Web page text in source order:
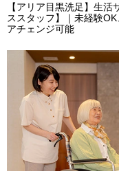
【アリア目黒洗足】生
ススタッフ】｜未経験
アチェンジ可能